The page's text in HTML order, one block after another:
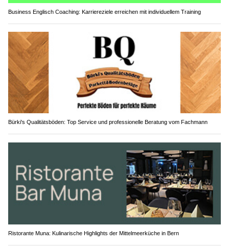
Business Englisch Coaching: Karriereziele erreichen mit individuellem Training
Bürki's Qualitätsböden: Top Service und professionelle Beratung vom Fachmann
Ristorante Muna: Kulinarische Highlights der Mittelmeerküche in Bern